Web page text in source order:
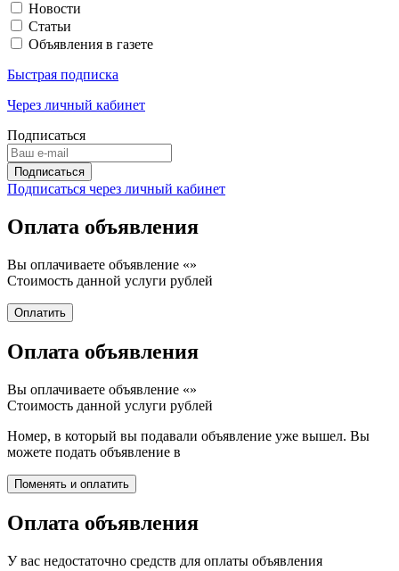
Новости
Статьи
Объявления в газете
Быстрая подписка
Через личный кабинет
Подписаться
Подписаться через личный кабинет
Оплата объявления
Вы оплачиваете объявление «»
Стоимость данной услуги рублей
Оплата объявления
Вы оплачиваете объявление «»
Стоимость данной услуги рублей
Номер, в который вы подавали объявление уже вышел. Вы
можете подать объявление в
Оплата объявления
У вас недостаточно средств для оплаты объявления